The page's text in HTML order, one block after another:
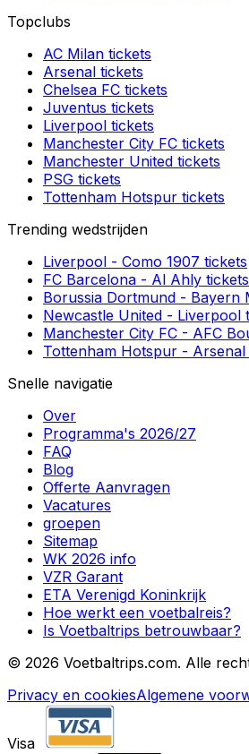
Topclubs
AC Milan tickets
Arsenal tickets
Chelsea FC tickets
Juventus tickets
Liverpool tickets
Manchester City FC tickets
Manchester United tickets
PSG tickets
Tottenham Hotspur tickets
Trending wedstrijden
Liverpool - Como 1907 tickets
FC Barcelona - Al Ahly tickets
Borussia Dortmund - Bayern
Newcastle United - Liverpool
Manchester City FC - AFC
Tottenham Hotspur - Arsenal
Snelle navigatie
Over
Programma's 2026/27
FAQ
Blog
Offerte Aanvragen
Vacatures
groepen
Sitemap
WK 2026 info
VZR Garant
ETA Verenigd Koninkrijk
Hoe werkt een voetbalreis?
Is Voetbaltrips betrouwbaar?
© 2026 Voetbaltrips.com. Alle
Privacy en cookiesAlgemene
Visa